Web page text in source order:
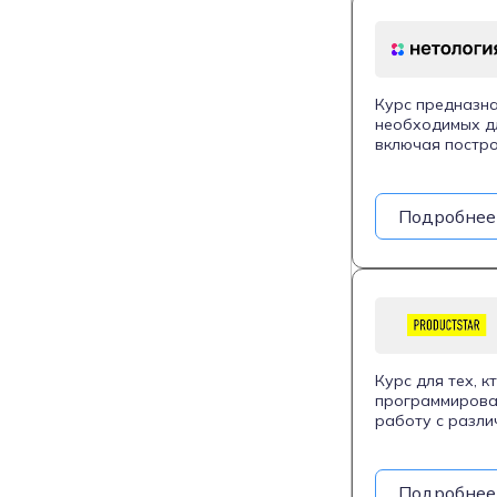
Курс
необходимых
включая
получением
Подробнее
Курс для тех,
работу с
Курс
Подробнее